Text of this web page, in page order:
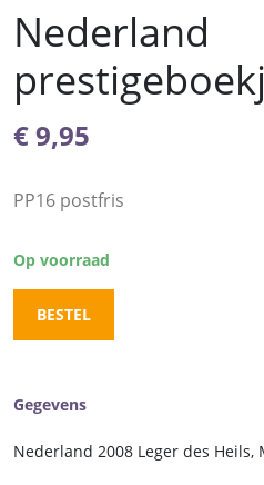
Nederland
€9,95
PP16 postfris
Op voorraad
BESTEL
Gegevens
Nederland 2008 Leger des Heils,